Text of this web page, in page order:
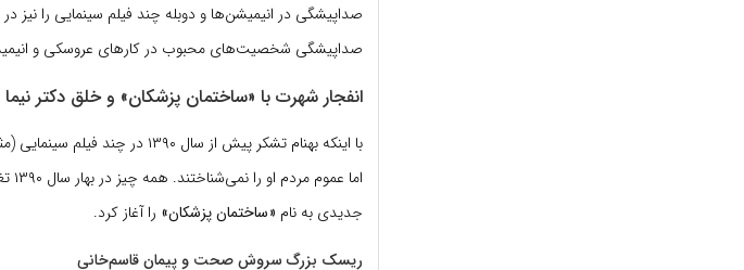
صداپیشگی در انیمیشن‌ها و دوبله چند فیلم سینمایی را نیز
صداپیشگی شخصیت‌های محبوب در کارهای عروسکی و
انفجار شهرت با «ساختمان پزشکان» و خلق دکتر نیما
با اینکه بهنام تشکر پیش از سال ۱۳۹۰ در چند فیلم سینمایی (مثل
جدیدی به نام «ساختمان پزشکان» را آغاز کرد.
ریسک بزرگ سروش صحت و پیمان قاسم‌خانی